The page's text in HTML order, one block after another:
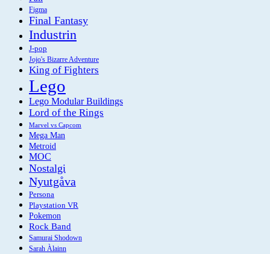
Figma
Final Fantasy
Industrin
J-pop
Jojo's Bizarre Adventure
King of Fighters
Lego
Lego Modular Buildings
Lord of the Rings
Marvel vs Capcom
Mega Man
Metroid
MOC
Nostalgi
Nyutgåva
Persona
Playstation VR
Pokemon
Rock Band
Samurai Shodown
Sarah Àlainn